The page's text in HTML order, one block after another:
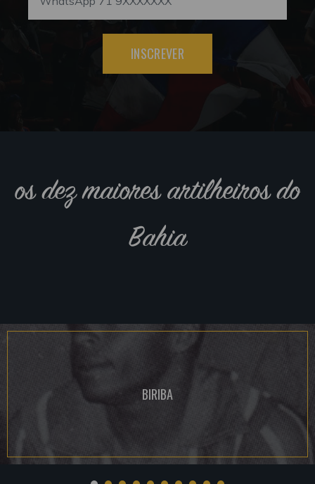
INSCREVER
os dez maiores artilheiros do
Bahia
BIRIBA